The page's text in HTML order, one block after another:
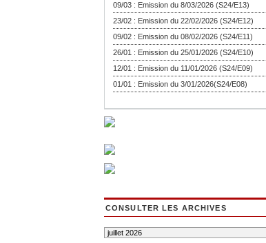
09/03 : Emission du 8/03/2026 (S24/E13)
23/02 : Emission du 22/02/2026 (S24/E12)
09/02 : Emission du 08/02/2026 (S24/E11)
26/01 : Emission du 25/01/2026 (S24/E10)
12/01 : Emission du 11/01/2026 (S24/E09)
01/01 : Emission du 3/01/2026(S24/E08)
CONSULTER LES ARCHIVES